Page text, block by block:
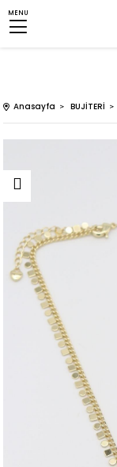
MENU
Anasayfa BUJİTERİ